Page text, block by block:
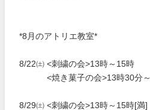
*8月のアトリエ教室*
8/22㈯ <刺繍の会>13時～15時
<焼き菓子の会>13時30分～
8/29㈯ <刺繍の会>13時～15時[満]